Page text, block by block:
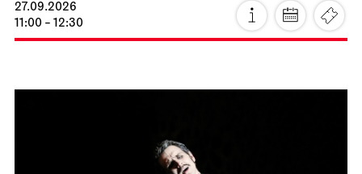
27.09.2026
11:00 - 12:30